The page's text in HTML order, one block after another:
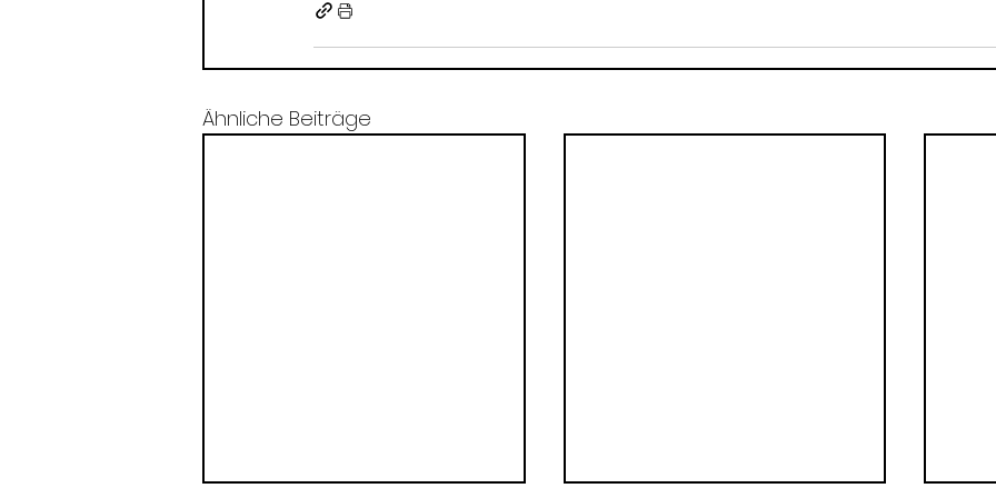
Ähnliche Beiträge